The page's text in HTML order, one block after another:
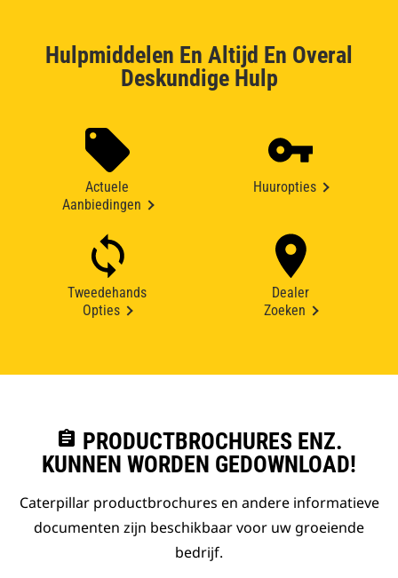
Hulpmiddelen En Altijd En Overal
Deskundige Hulp
Actuele
Aanbiedingen
Huuropties
Tweedehands
Opties
Dealer
Zoeken
assignment PRODUCTBROCHURES ENZ.
KUNNEN WORDEN GEDOWNLOAD!
Caterpillar productbrochures en andere informatieve
documenten zijn beschikbaar voor uw groeiende
bedrijf.